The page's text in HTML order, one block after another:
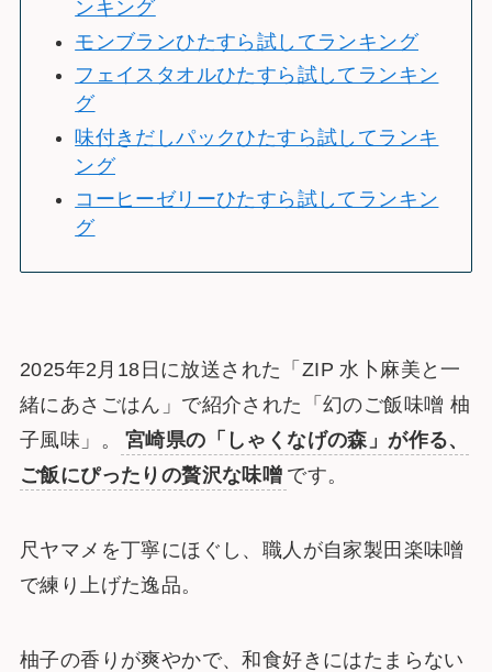
ンキング
モンブランひたすら試してランキング
フェイスタオルひたすら試してランキン
グ
味付きだしパックひたすら試してランキ
ング
コーヒーゼリーひたすら試してランキン
グ
2025年2月18日に放送された「ZIP 水卜麻美と一
緒にあさごはん」で紹介された「幻のご飯味噌 柚
子風味」。
宮崎県の「しゃくなげの森」が作る、
ご飯にぴったりの贅沢な味噌 です。
尺ヤマメを丁寧にほぐし、職人が自家製田楽味噌
で練り上げた逸品。
柚子の香りが爽やかで、和食好きにはたまらない